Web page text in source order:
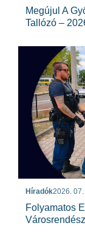
Megújul A
Tallózó –
Híradók2026.
Folyamatos